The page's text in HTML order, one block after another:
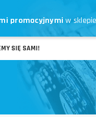
promocyjnymi w sklepie